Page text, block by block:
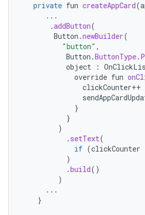
private fun createAppCard(
...
.addButton(
Button .newBuilder(
"button" ,
Button .ButtonType.
object
:
override fun
clickCounter++
}
}
)
. setText(
if (clickCounter
)
.build()
)
...
}